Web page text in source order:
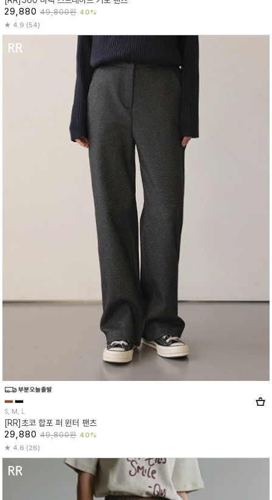
29,880 49,800원 40%
4.9 (54)
S, M, L
[RR]초코 합포 퍼 윈터 팬츠
29,880 49,800원 40%
4.6 (26)